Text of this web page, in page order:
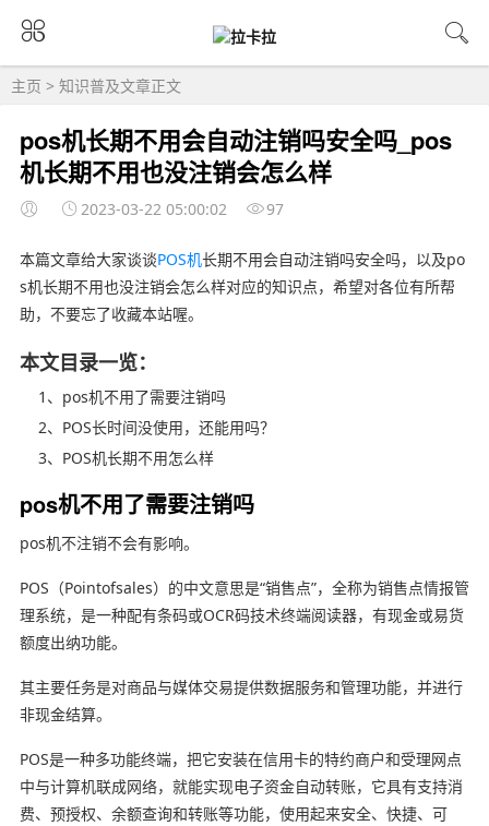
主页 > 知识普及文章正文
pos机长期不用会自动注销吗安全吗_pos
机长期不用也没注销会怎么样
2023-03-22 05:00:02 97
本篇文章给大家谈谈POS机长期不用会自动注销吗安全吗，以及po
s机长期不用也没注销会怎么样对应的知识点，希望对各位有所帮
助，不要忘了收藏本站喔。
本文目录一览：
1、pos机不用了需要注销吗
2、POS长时间没使用，还能用吗？
3、POS机长期不用怎么样
pos机不用了需要注销吗
pos机不注销不会有影响。
POS（Pointofsales）的中文意思是“销售点”，全称为销售点情报管
理系统，是一种配有条码或OCR码技术终端阅读器，有现金或易货
额度出纳功能。
其主要任务是对商品与媒体交易提供数据服务和管理功能，并进行
非现金结算。
POS是一种多功能终端，把它安装在信用卡的特约商户和受理网点
中与计算机联成网络，就能实现电子资金自动转账，它具有支持消
费、预授权、余额查询和转账等功能，使用起来安全、快捷、可